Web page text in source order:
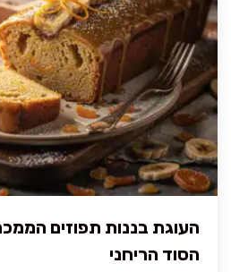
העוגת בננות תפוזים
הסוד הריחני